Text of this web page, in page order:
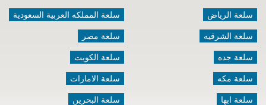
سلعة الرياض
سلعة الشرقيه
سلعة جده
سلعة مكه
سلعة ابها
سلعة المملكه العربية السعودية
سلعة مصر
سلعة الكويت
سلعة الامارات
سلعة البحرين